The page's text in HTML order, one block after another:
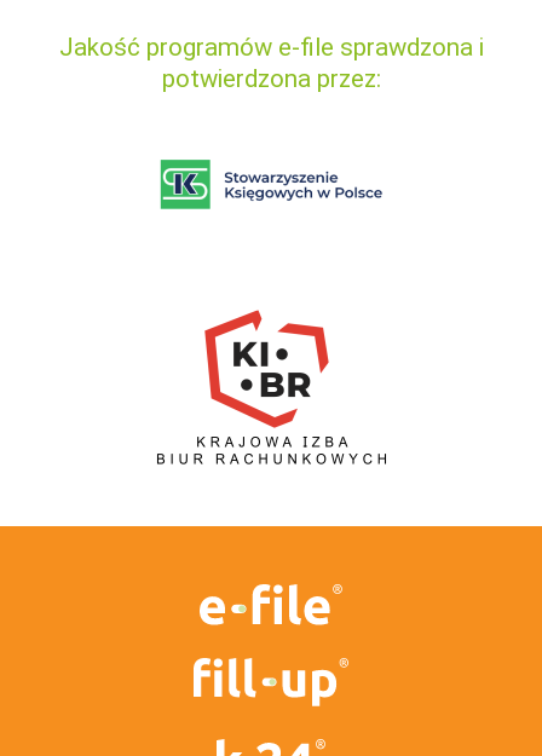
Jakość programów e-file sprawdzona i
potwierdzona przez: